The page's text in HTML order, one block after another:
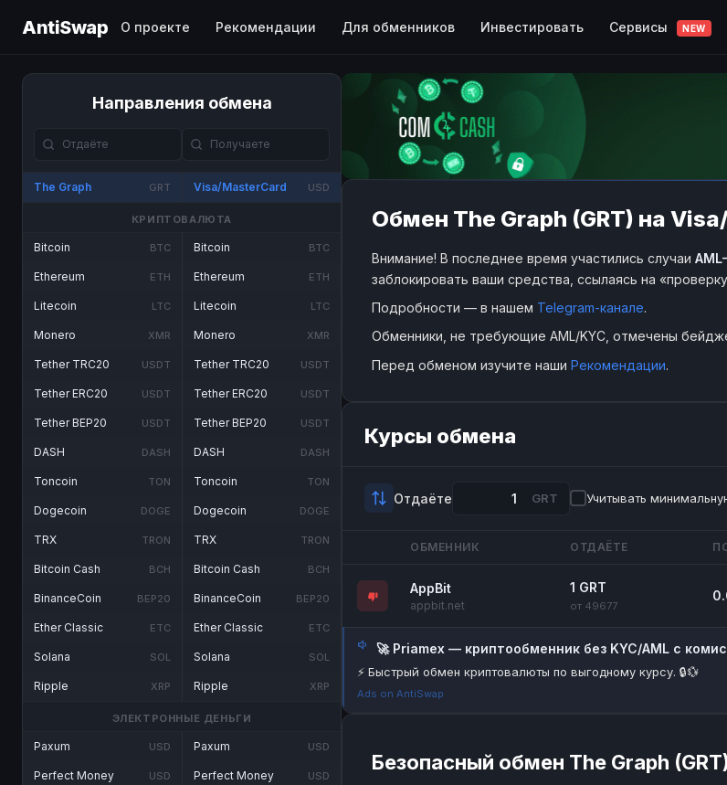
AntiSwap О проекте Рекомендации Для обменников Инвестировать Сервисы NEW
Направления обмена
The Graph GRT Visa/MasterCard USD
КРИПТОВАЛЮТА
Bitcoin BTC
Ethereum ETH
Litecoin LTC
Monero XMR
Tether TRC20 USDT
Tether ERC20 USDT
Tether BEP20 USDT
DASH DASH
Toncoin TON
Dogecoin DOGE
TRX TRON
Bitcoin Cash BCH
BinanceCoin BEP20
Ether Classic ETC
Solana SOL
Ripple XRP
Bitcoin BTC
Ethereum ETH
Litecoin LTC
Monero XMR
Tether TRC20 USDT
Tether ERC20 USDT
Tether BEP20 USDT
DASH DASH
Toncoin TON
Dogecoin DOGE
TRX TRON
Bitcoin Cash BCH
BinanceCoin BEP20
Ether Classic ETC
Solana SOL
Ripple XRP
ЭЛЕКТРОННЫЕ ДЕНЬГИ
Paxum USD
Perfect Money USD
Paxum USD
Perfect Money USD
Обмен The Graph (GRT) на
Внимание! В последнее время участились случаи
заблокировать ваши средства, ссылаясь на
Подробности — в нашем Telegram-канале.
Обменники, не требующие AML/KYC, отмечены
Перед обменом изучите наши Рекомендации.
Курсы обмена
Отдаёте GRT Учитывать
ОБМЕННИК ОТДАЁТЕ
AppBit
appbit.net
1 GRT
от 49677
🚀 Priamex — криптообменник без KYC/AML с
⚡ Быстрый обмен криптовалюты по выгодному курсу. 🔒💱
Ads on AntiSwap
Безопасный обмен The Graph